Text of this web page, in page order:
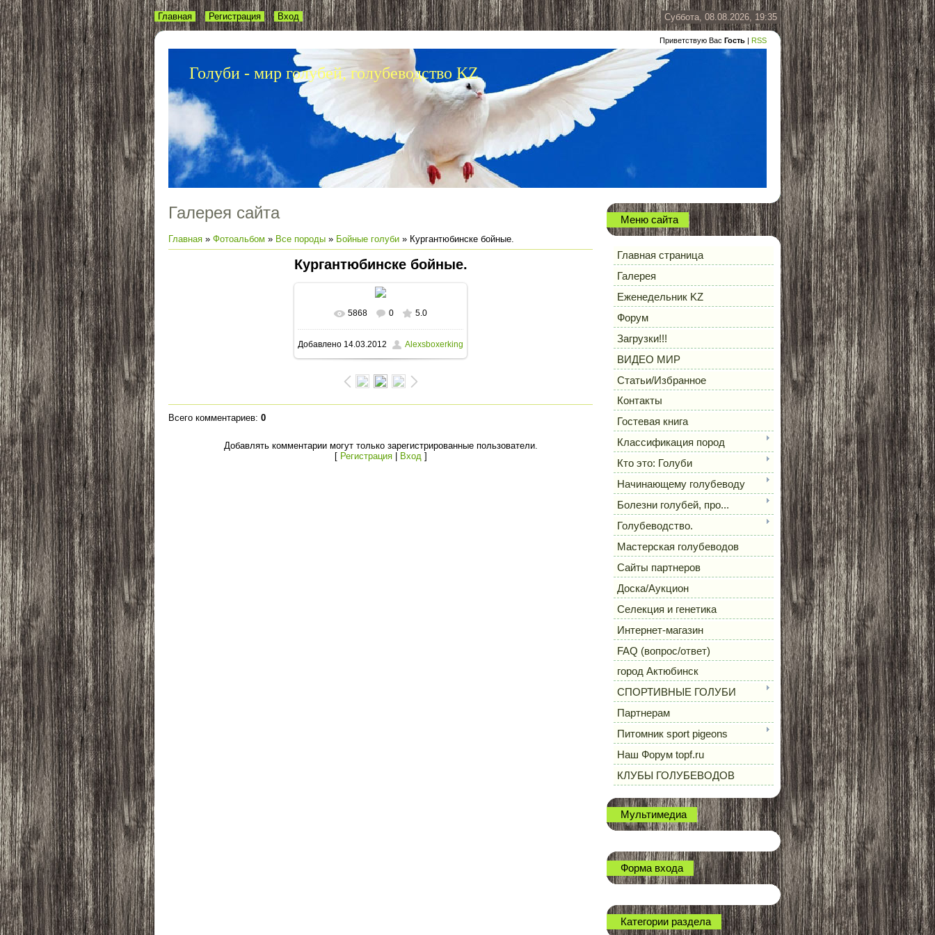
Суббота, 08.08.2026, 19:35
Приветствую Вас Гость | RSS
Голуби - мир голубей, голубеводство KZ
Главная Регистрация Вход
Галерея сайта
Главная » Фотоальбом » Все породы » Бойные голуби » Кургантюбинске бойные.
Кургантюбинске бойные.
В реальном размере 640x491
32.9Kb
5868 0 5.0
Добавлено 14.03.2012 Alexsboxerking
Всего комментариев: 0
Добавлять комментарии могут только зарегистрированные пользователи.
[ Регистрация| Вход]
Меню сайта
Главная страница
Галерея
Еженедельник KZ
Форум
Загрузки!!!
ВИДЕО МИР
Статьи/Избранное
Контакты
Гостевая книга
Классификация пород
Кто это: Голуби
Начинающему голубеводу
Болезни голубей, про...
Голубеводство.
Мастерская голубеводов
Сайты партнеров
Доска/Аукцион
Селекция и генетика
Интернет-магазин
FAQ (вопрос/ответ)
город Актюбинск
СПОРТИВНЫЕ ГОЛУБИ
Партнерам
Питомник sport pigeons
Наш Форум topf.ru
КЛУБЫ ГОЛУБЕВОДОВ
Мультимедиа
Форма входа
Категории раздела